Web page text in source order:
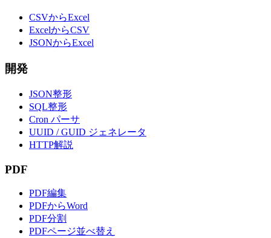
CSVからExcel
ExcelからCSV
JSONからExcel
開発
JSON整形
SQL整形
Cron パーサ
UUID / GUID ジェネレータ
HTTP解説
PDF
PDF編集
PDFからWord
PDF分割
PDFページ並べ替え